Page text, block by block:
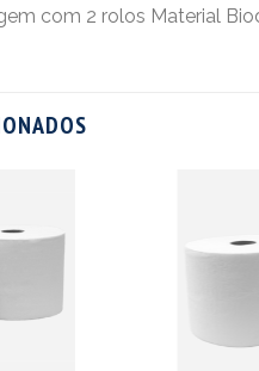
com 2 rolos Material